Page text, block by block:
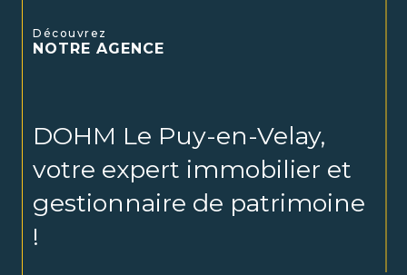
Découvrez
NOTRE AGENCE
DOHM Le Puy-en-Velay,
votre expert immobilier et
gestionnaire de patrimoine
!